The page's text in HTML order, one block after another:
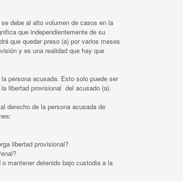
debe al alto volumen de casos en la
que independientemente de su
que quedar preso (a) por varios meses
y es una realidad que hay que
persona acusada. Esto solo puede ser
libertad provisional del acusado (a).
derecho de la persona acusada de
libertad provisional?
mantener detenido bajo custodia a la